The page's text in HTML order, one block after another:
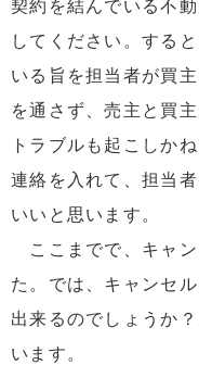
契約を結んでいる不
してください。する
いる旨を担当者が買
を通さず、売主と買
トラブルも起こしか
連絡を入れて、担当
いいと思います。
ここまでで、キャン
た。では、キャンセ
出来るのでしょうか
います。